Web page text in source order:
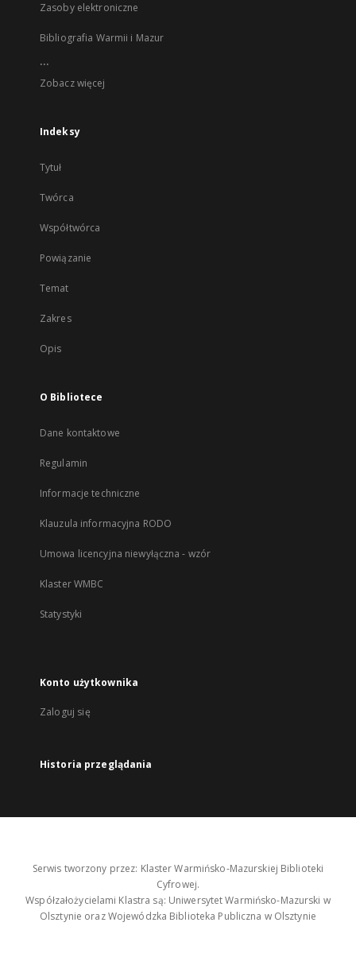
Zasoby elektroniczne
Bibliografia Warmii i Mazur
...
Zobacz więcej
Indeksy
Tytuł
Twórca
Współtwórca
Powiązanie
Temat
Zakres
Opis
O Bibliotece
Dane kontaktowe
Regulamin
Informacje techniczne
Klauzula informacyjna RODO
Umowa licencyjna niewyłączna - wzór
Klaster WMBC
Statystyki
Konto użytkownika
Zaloguj się
Historia przeglądania
Serwis tworzony przez: Klaster Warmińsko-Mazurskiej Biblioteki
Cyfrowej.
Współzałożycielami Klastra są: Uniwersytet Warmińsko-Mazurski w
Olsztynie oraz Wojewódzka Biblioteka Publiczna w Olsztynie